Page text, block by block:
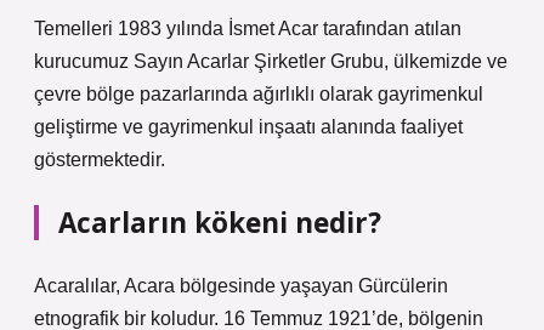
Temelleri 1983 yılında İsmet Acar tarafından atılan
kurucumuz Sayın Acarlar Şirketler Grubu, ülkemizde ve
çevre bölge pazarlarında ağırlıklı olarak gayrimenkul
geliştirme ve gayrimenkul inşaatı alanında faaliyet
göstermektedir.
Acarların kökeni nedir?
Acaralılar, Acara bölgesinde yaşayan Gürcülerin
etnografik bir koludur. 16 Temmuz 1921’de, bölgenin